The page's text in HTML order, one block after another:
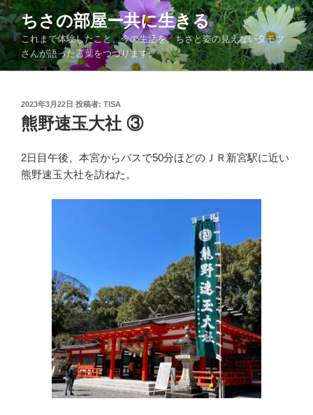
コ
ン
テ
ン
ツ
ちさの部屋ー共に生きる
これまで体験したこと、今の生活を、ちさと姿の見えないタモツ
さんが語った言葉をつづります。
投
稿
日:
2023年3月22日 投稿者: TISA
熊野速玉大社 ③
2日目午後、本宮からバスで50分ほどのＪＲ新宮駅に近い
熊野速玉大社を訪ねた。